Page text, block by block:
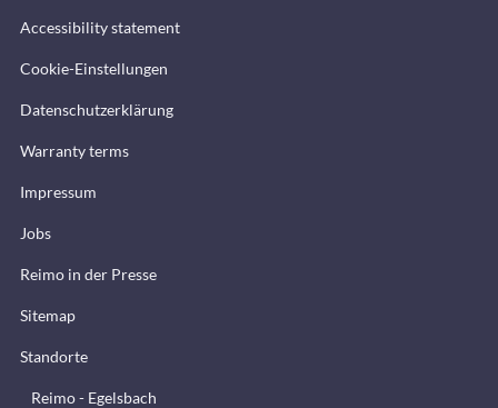
Accessibility statement
Cookie-Einstellungen
Datenschutzerklärung
Warranty terms
Impressum
Jobs
Reimo in der Presse
Sitemap
Standorte
Reimo - Egelsbach